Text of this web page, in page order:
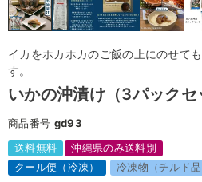
イカをホカホカのご飯の上にのせて
す。
いかの沖漬け（3パックセ
商品番号 gd93
送料無料
沖縄県のみ送料別
クール便（冷凍）
冷凍物（チルド